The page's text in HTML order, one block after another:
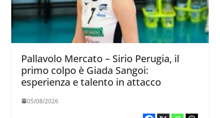
Pallavolo Mercato – Sirio Perugia, il
primo colpo è Giada Sangoi:
esperienza e talento in attacco
05/08/2026